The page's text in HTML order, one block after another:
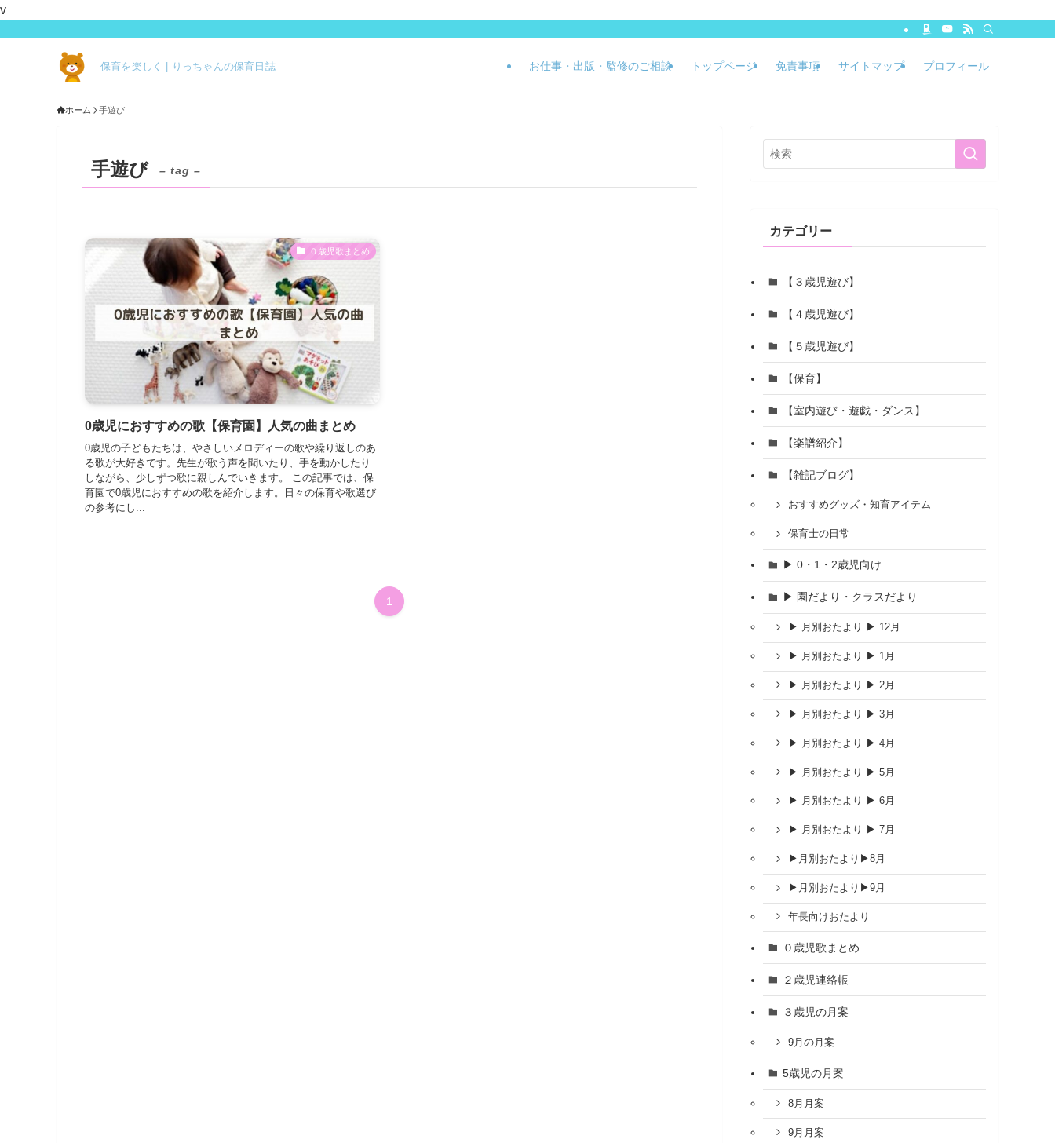
v
保育を楽しく | りっちゃんの保育日誌 お仕事・出版・監修のご相談 トップページ 免責事項 サイトマップ プロフィール
ホーム 手遊び
手遊び – tag –
０歳児歌まとめ
0歳児におすすめの歌【保育園】人気の曲まとめ
0歳児の子どもたちは、やさしいメロディーの歌や繰り返しのあ
る歌が大好きです。先生が歌う声を聞いたり、手を動かしたり
しながら、少しずつ歌に親しんでいきます。 この記事では、保
育園で0歳児におすすめの歌を紹介します。日々の保育や歌選び
の参考にし...
1
カテゴリー
【３歳児遊び】
【４歳児遊び】
【５歳児遊び】
【保育】
【室内遊び・遊戯・ダンス】
【楽譜紹介】
【雑記ブログ】
おすすめグッズ・知育アイテム
保育士の日常
▶ 0・1・2歳児向け
▶ 園だより・クラスだより
▶ 月別おたより ▶ 12月
▶ 月別おたより ▶ 1月
▶ 月別おたより ▶ 2月
▶ 月別おたより ▶ 3月
▶ 月別おたより ▶ 4月
▶ 月別おたより ▶ 5月
▶ 月別おたより ▶ 6月
▶ 月別おたより ▶ 7月
▶︎月別おたより▶︎8月
▶︎月別おたより▶︎9月
年長向けおたより
０歳児歌まとめ
２歳児連絡帳
３歳児の月案
9月の月案
5歳児の月案
8月月案
9月月案